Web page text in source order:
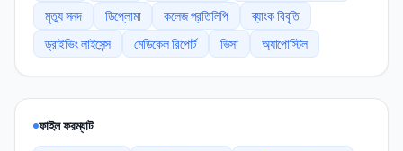
মৃত্যু সনদ
ডিপ্লোমা কলেজ প্রতিলিপি
ব্যাংক বিবৃতি
ড্রাইভিং লাইসেন্স
মেডিকেল রিপোর্ট ভিসা অ্যাপোস্টিল
ফাইল ফরম্যাট